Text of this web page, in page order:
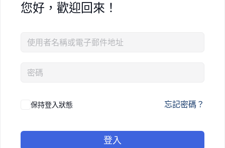
您好，歡迎回來！
保持登入狀態 忘記密碼？
登入